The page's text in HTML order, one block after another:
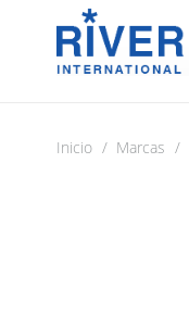
Inicio / Marcas /